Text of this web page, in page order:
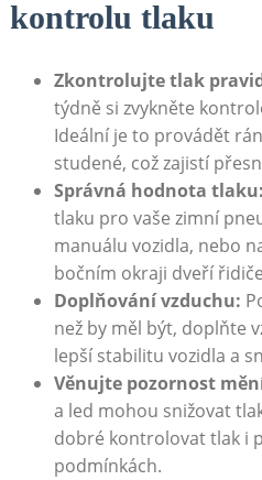
kontrolu tlaku
Zkontrolujte tlak
týdně si zvykněte
Ideální je to provádět
studené, což zajistí
Správná hodnota tlaku:
tlaku pro vaše zimní
manuálu vozidla, nebo
bočním okraji dveří
Doplňování vzduchu:
než by měl být, doplňte
lepší stabilitu vozidla a
Věnujte pozornost
a led mohou snižovat
dobré kontrolovat tlak i
podmínkách.